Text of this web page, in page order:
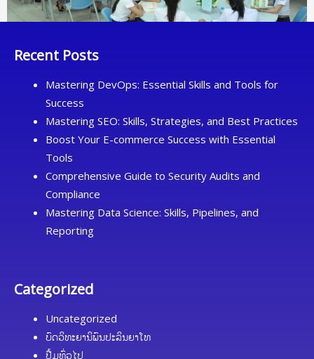
Recent Posts
Mastering DevOps: Essential Skills and Tools for
Success
Mastering SEO: Skills, Strategies, and Best Practices
Boost Your E-commerce Success with Essential
Tools
Comprehensive Guide to Security Audits and
Compliance
Mastering Data Science: Skills, Pipelines, and
Reporting
Categorized
Uncategorized
ບົດວິທະຍານິພົນປະລິນຍາໂທ
ປື້ມທົ່ວໄປ